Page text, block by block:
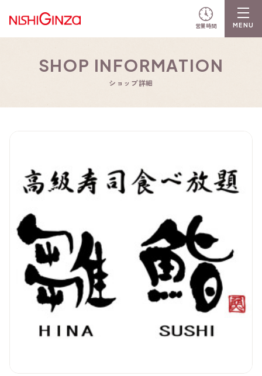
営業時間
SHOP INFORMATION
ショップ詳細